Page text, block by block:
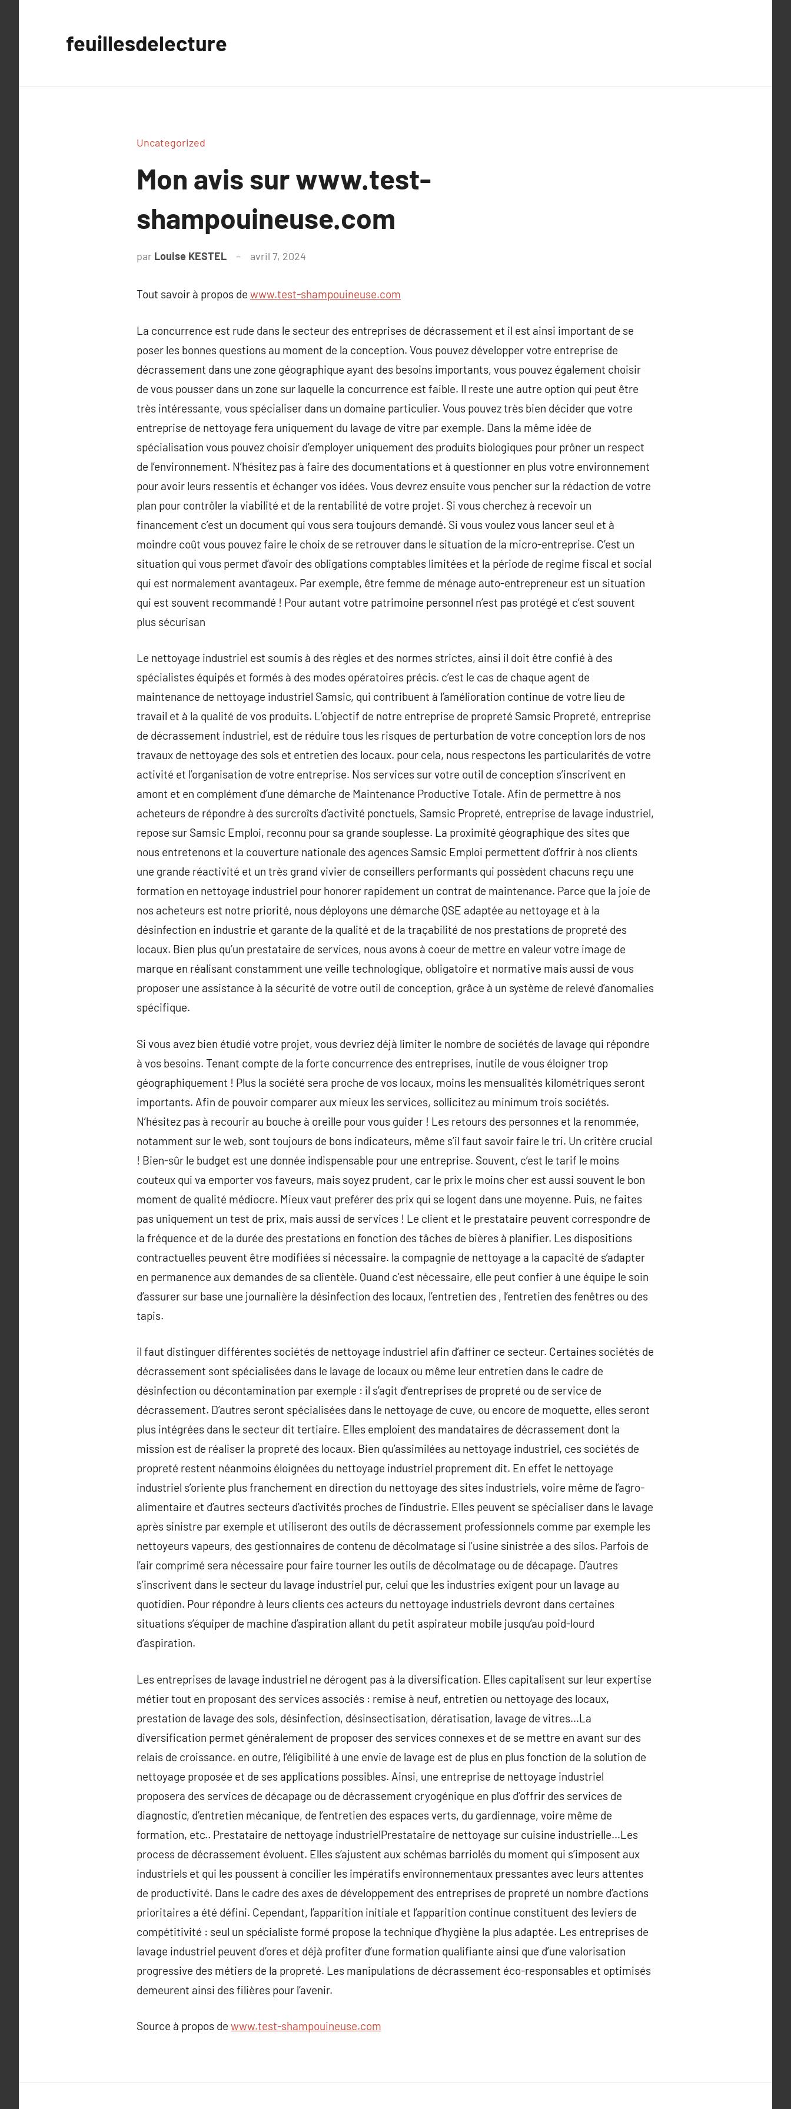
feuillesdelecture
Uncategorized
Mon avis sur www.test-
shampouineuse.com
par Louise KESTEL avril 7, 2024
Tout savoir à propos de www.test-shampouineuse.com
La concurrence est rude dans le secteur des entreprises de décrassement et il est ainsi important de se
poser les bonnes questions au moment de la conception. Vous pouvez développer votre entreprise de
décrassement dans une zone géographique ayant des besoins importants, vous pouvez également choisir
de vous pousser dans un zone sur laquelle la concurrence est faible. Il reste une autre option qui peut être
très intéressante, vous spécialiser dans un domaine particulier. Vous pouvez très bien décider que votre
entreprise de nettoyage fera uniquement du lavage de vitre par exemple. Dans la même idée de
spécialisation vous pouvez choisir d’employer uniquement des produits biologiques pour prôner un respect
de l’environnement. N’hésitez pas à faire des documentations et à questionner en plus votre environnement
pour avoir leurs ressentis et échanger vos idées. Vous devrez ensuite vous pencher sur la rédaction de votre
plan pour contrôler la viabilité et de la rentabilité de votre projet. Si vous cherchez à recevoir un
financement c’est un document qui vous sera toujours demandé. Si vous voulez vous lancer seul et à
moindre coût vous pouvez faire le choix de se retrouver dans le situation de la micro-entreprise. C’est un
situation qui vous permet d‘avoir des obligations comptables limitées et la période de regime fiscal et social
qui est normalement avantageux. Par exemple, être femme de ménage auto-entrepreneur est un situation
qui est souvent recommandé ! Pour autant votre patrimoine personnel n’est pas protégé et c’est souvent
plus sécurisan
Le nettoyage industriel est soumis à des règles et des normes strictes, ainsi il doit être confié à des
spécialistes équipés et formés à des modes opératoires précis. c’est le cas de chaque agent de
maintenance de nettoyage industriel Samsic, qui contribuent à l’amélioration continue de votre lieu de
travail et à la qualité de vos produits. L’objectif de notre entreprise de propreté Samsic Propreté, entreprise
de décrassement industriel, est de réduire tous les risques de perturbation de votre conception lors de nos
travaux de nettoyage des sols et entretien des locaux. pour cela, nous respectons les particularités de votre
activité et l’organisation de votre entreprise. Nos services sur votre outil de conception s’inscrivent en
amont et en complément d’une démarche de Maintenance Productive Totale. Afin de permettre à nos
acheteurs de répondre à des surcroîts d’activité ponctuels, Samsic Propreté, entreprise de lavage industriel,
repose sur Samsic Emploi, reconnu pour sa grande souplesse. La proximité géographique des sites que
nous entretenons et la couverture nationale des agences Samsic Emploi permettent d’offrir à nos clients
une grande réactivité et un très grand vivier de conseillers performants qui possèdent chacuns reçu une
formation en nettoyage industriel pour honorer rapidement un contrat de maintenance. Parce que la joie de
nos acheteurs est notre priorité, nous déployons une démarche QSE adaptée au nettoyage et à la
désinfection en industrie et garante de la qualité et de la traçabilité de nos prestations de propreté des
locaux. Bien plus qu’un prestataire de services, nous avons à coeur de mettre en valeur votre image de
marque en réalisant constamment une veille technologique, obligatoire et normative mais aussi de vous
proposer une assistance à la sécurité de votre outil de conception, grâce à un système de relevé d’anomalies
spécifique.
Si vous avez bien étudié votre projet, vous devriez déjà limiter le nombre de sociétés de lavage qui répondre
à vos besoins. Tenant compte de la forte concurrence des entreprises, inutile de vous éloigner trop
géographiquement ! Plus la société sera proche de vos locaux, moins les mensualités kilométriques seront
importants. Afin de pouvoir comparer aux mieux les services, sollicitez au minimum trois sociétés.
N’hésitez pas à recourir au bouche à oreille pour vous guider ! Les retours des personnes et la renommée,
notamment sur le web, sont toujours de bons indicateurs, même s’il faut savoir faire le tri. Un critère crucial
! Bien-sûr le budget est une donnée indispensable pour une entreprise. Souvent, c’est le tarif le moins
couteux qui va emporter vos faveurs, mais soyez prudent, car le prix le moins cher est aussi souvent le bon
moment de qualité médiocre. Mieux vaut preférer des prix qui se logent dans une moyenne. Puis, ne faites
pas uniquement un test de prix, mais aussi de services ! Le client et le prestataire peuvent correspondre de
la fréquence et de la durée des prestations en fonction des tâches de bières à planifier. Les dispositions
contractuelles peuvent être modifiées si nécessaire. la compagnie de nettoyage a la capacité de s’adapter
en permanence aux demandes de sa clientèle. Quand c’est nécessaire, elle peut confier à une équipe le soin
d’assurer sur base une journalière la désinfection des locaux, l’entretien des , l’entretien des fenêtres ou des
tapis.
il faut distinguer différentes sociétés de nettoyage industriel afin d’affiner ce secteur. Certaines sociétés de
décrassement sont spécialisées dans le lavage de locaux ou même leur entretien dans le cadre de
désinfection ou décontamination par exemple : il s’agit d’entreprises de propreté ou de service de
décrassement. D’autres seront spécialisées dans le nettoyage de cuve, ou encore de moquette, elles seront
plus intégrées dans le secteur dit tertiaire. Elles emploient des mandataires de décrassement dont la
mission est de réaliser la propreté des locaux. Bien qu’assimilées au nettoyage industriel, ces sociétés de
propreté restent néanmoins éloignées du nettoyage industriel proprement dit. En effet le nettoyage
industriel s’oriente plus franchement en direction du nettoyage des sites industriels, voire même de l’agro-
alimentaire et d’autres secteurs d’activités proches de l’industrie. Elles peuvent se spécialiser dans le lavage
après sinistre par exemple et utiliseront des outils de décrassement professionnels comme par exemple les
nettoyeurs vapeurs, des gestionnaires de contenu de décolmatage si l’usine sinistrée a des silos. Parfois de
l’air comprimé sera nécessaire pour faire tourner les outils de décolmatage ou de décapage. D’autres
s’inscrivent dans le secteur du lavage industriel pur, celui que les industries exigent pour un lavage au
quotidien. Pour répondre à leurs clients ces acteurs du nettoyage industriels devront dans certaines
situations s’équiper de machine d’aspiration allant du petit aspirateur mobile jusqu’au poid-lourd
d’aspiration.
Les entreprises de lavage industriel ne dérogent pas à la diversification. Elles capitalisent sur leur expertise
métier tout en proposant des services associés : remise à neuf, entretien ou nettoyage des locaux,
prestation de lavage des sols, désinfection, désinsectisation, dératisation, lavage de vitres…La
diversification permet généralement de proposer des services connexes et de se mettre en avant sur des
relais de croissance. en outre, l’éligibilité à une envie de lavage est de plus en plus fonction de la solution de
nettoyage proposée et de ses applications possibles. Ainsi, une entreprise de nettoyage industriel
proposera des services de décapage ou de décrassement cryogénique en plus d’offrir des services de
diagnostic, d’entretien mécanique, de l’entretien des espaces verts, du gardiennage, voire même de
formation, etc.. Prestataire de nettoyage industrielPrestataire de nettoyage sur cuisine industrielle…Les
process de décrassement évoluent. Elles s’ajustent aux schémas barriolés du moment qui s’imposent aux
industriels et qui les poussent à concilier les impératifs environnementaux pressantes avec leurs attentes
de productivité. Dans le cadre des axes de développement des entreprises de propreté un nombre d’actions
prioritaires a été défini. Cependant, l’apparition initiale et l’apparition continue constituent des leviers de
compétitivité : seul un spécialiste formé propose la technique d’hygiène la plus adaptée. Les entreprises de
lavage industriel peuvent d’ores et déjà profiter d’une formation qualifiante ainsi que d’une valorisation
progressive des métiers de la propreté. Les manipulations de décrassement éco-responsables et optimisés
demeurent ainsi des filières pour l’avenir.
Source à propos de www.test-shampouineuse.com